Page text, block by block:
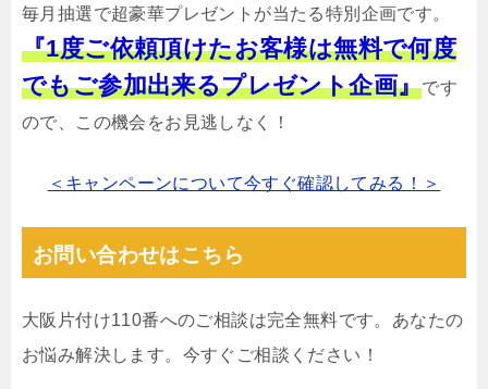
毎月抽選で超豪華プレゼントが当たる特別企画です。
『1度ご依頼頂けたお客様は無料で何度
でもご参加出来るプレゼント企画』です
ので、この機会をお見逃しなく！
＜キャンペーンについて今すぐ確認してみる！＞
お問い合わせはこちら
大阪片付け110番へのご相談は完全無料です。あなたの
お悩み解決します。今すぐご相談ください！